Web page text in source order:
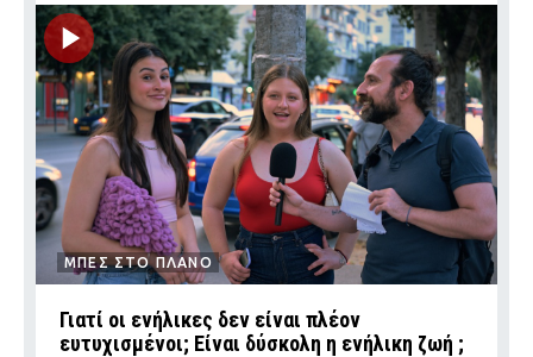
ΜΠΕΣ ΣΤΟ ΠΛΑΝΟ
Γιατί οι ενήλικες δεν είναι πλέον
ευτυχισμένοι; Είναι δύσκολη η ενήλικη ζωή ;